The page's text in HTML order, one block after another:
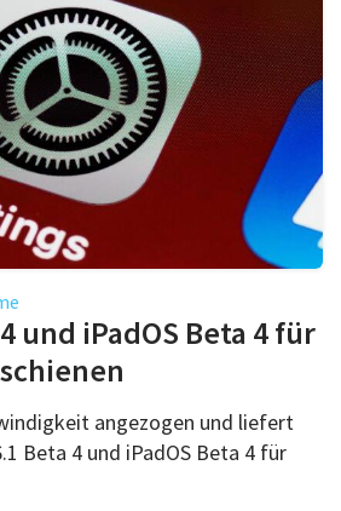
und iPadOS Beta 4 für
angezogen und liefert
Beta 4 und iPadOS Beta 4 für